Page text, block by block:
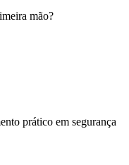
mão?
prático em segurança